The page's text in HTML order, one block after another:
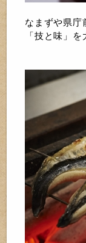
なまずや県庁
「技と味」